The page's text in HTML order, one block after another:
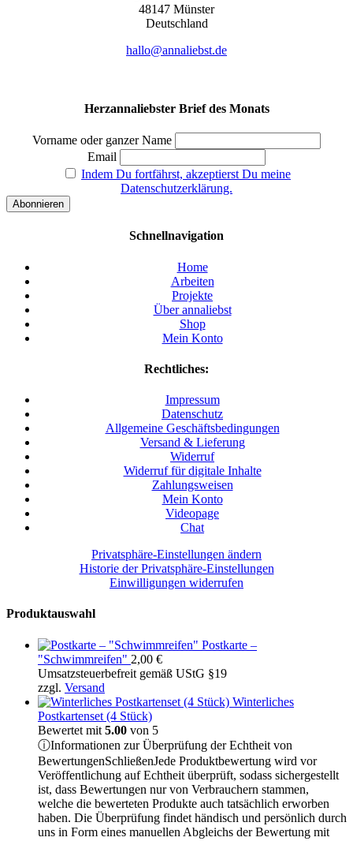
48147 Müns­ter
Deutsch­land
hallo@annaliebst.de
Herzannaliebster Brief des Monats
Vorname oder ganzer Name
Email
Indem Du fortfährst, akzeptierst Du meine
Datenschutzerklärung.
Schnellnavigation
Home
Arbeiten
Projekte
Über annaliebst
Shop
Mein Konto
Rechtliches:
Impressum
Datenschutz
Allgemeine Geschäftsbedingungen
Versand & Lieferung
Widerruf
Widerruf für digitale Inhalte
Zahlungsweisen
Mein Konto
Videopage
Chat
Privatsphäre-Einstellungen ändern
Historie der Privatsphäre-Einstellungen
Einwilligungen widerrufen
Produktauswahl
Postkarte –
"Schwimmreifen" 2,00 €
Umsatzsteuerbefreit gemäß UStG §19
zzgl. Versand
Winterliches
Postkartenset (4 Stück)
Bewertet mit 5.00 von 5
ⓘInformationen zur Überprüfung der Echtheit von
BewertungenSchließenJede Produktbewertung wird vor
Veröffentlichung auf Echtheit überprüft, sodass sichergestellt
ist, dass Bewertungen nur von Verbrauchern stammen,
welche die bewerteten Produkte auch tatsächlich erworben
haben. Die Überprüfung findet händisch und persönlich durch
uns in Form eines manuellen Abgleichs der Bewertung mit